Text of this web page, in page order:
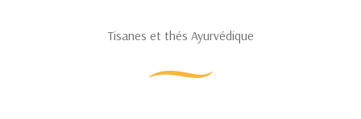
Tisanes et thés Ayurvédique